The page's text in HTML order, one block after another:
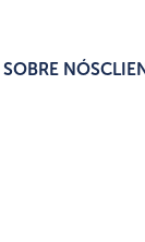
SOBRE NÓS